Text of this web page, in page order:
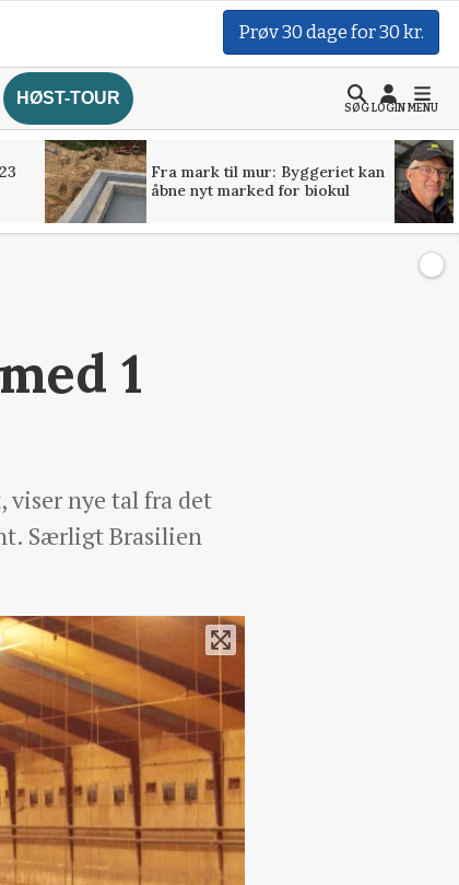
Prøv 30 dage for 30 kr.
HØST-TOUR
SØGLOGINMENU
Fra mark til mur: Byggeriet kan
åbne nyt marked for biokul
1
viser nye tal fra det
Særligt Brasilien